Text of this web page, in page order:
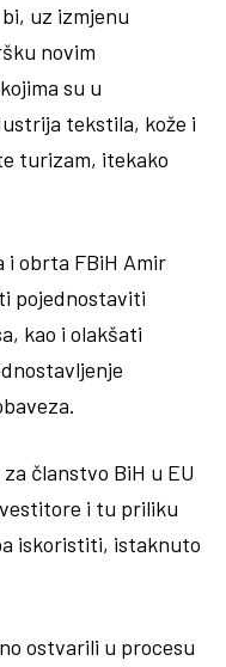
uz izmjenu
novim
su u
tekstila, kože i
turizam, itekako
obrta FBiH Amir
pojednostaviti
kao i olakšati
članstvo BiH u EU
i tu priliku
iskoristiti, istaknuto
ostvarili u procesu